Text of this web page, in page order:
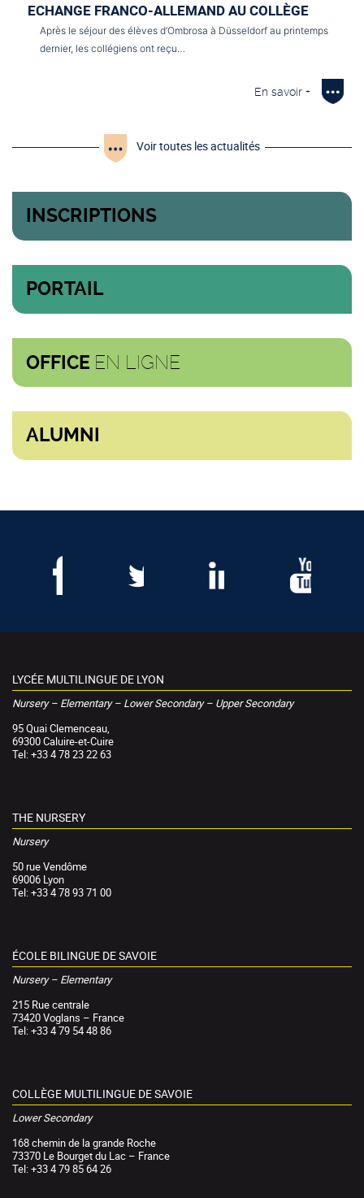
ECHANGE FRANCO-ALLEMAND AU COLLÈGE
Après le séjour des élèves d’Ombrosa à Düsseldorf au printemps
dernier, les collégiens ont reçu…
En savoir +
Voir toutes les actualités
INSCRIPTIONS
PORTAIL
OFFICE EN LIGNE
ALUMNI
LYCÉE MULTILINGUE DE LYON
Nursery – Elementary – Lower Secondary – Upper Secondary
95 Quai Clemenceau,
69300 Caluire-et-Cuire
Tel: +33 4 78 23 22 63
THE NURSERY
Nursery
50 rue Vendôme
69006 Lyon
Tel: +33 4 78 93 71 00
ÉCOLE BILINGUE DE SAVOIE
Nursery – Elementary
215 Rue centrale
73420 Voglans – France
Tel: +33 4 79 54 48 86
COLLÈGE MULTILINGUE DE SAVOIE
Lower Secondary
168 chemin de la grande Roche
73370 Le Bourget du Lac – France
Tel: +33 4 79 85 64 26